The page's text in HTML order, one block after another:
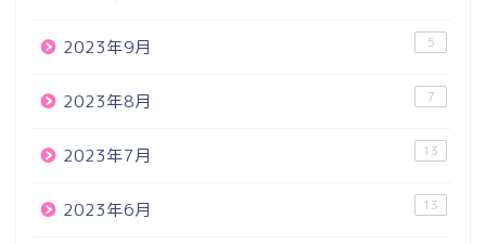
2023年9月 5
2023年8月 7
2023年7月 13
2023年6月 13